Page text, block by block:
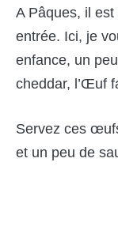
A Pâques, il
entrée. Ici, je
enfance, un
cheddar, l’Œuf
Servez ces
et un peu de